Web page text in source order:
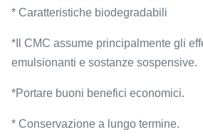
* Caratteristiche biodegradabili
*Il CMC assume principalmente gli
emulsionanti e sostanze sospensive.
*Portare buoni benefici economici.
* Conservazione a lungo termine.